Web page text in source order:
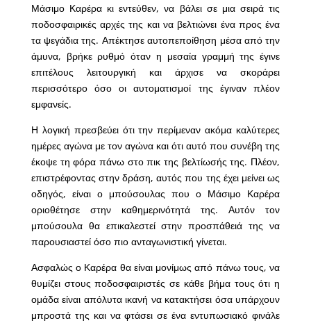
Μάσιμο Καρέρα κι εντεύθεν, να βάλει σε μια σειρά τις
ποδοσφαιρικές αρχές της και να βελτιώνει ένα προς ένα
τα ψεγάδια της. Απέκτησε αυτοπεποίθηση μέσα από την
άμυνα, βρήκε ρυθμό όταν η μεσαία γραμμή της έγινε
επιτέλους λειτουργική και άρχισε να σκοράρει
περισσότερο όσο οι αυτοματισμοί της έγιναν πλέον
εμφανείς.
Η λογική πρεσβεύει ότι την περίμεναν ακόμα καλύτερες
ημέρες αγώνα με τον αγώνα και ότι αυτό που συνέβη της
έκοψε τη φόρα πάνω στο πικ της βελτίωσής της. Πλέον,
επιστρέφοντας στην δράση, αυτός που της έχει μείνει ως
οδηγός, είναι ο μπούσουλας που ο Μάσιμο Καρέρα
οριοθέτησε στην καθημερινότητά της. Αυτόν τον
μπούσουλα θα επικαλεστεί στην προσπάθειά της να
παρουσιαστεί όσο πιο ανταγωνιστική γίνεται.
Ασφαλώς ο Καρέρα θα είναι μονίμως από πάνω τους, να
θυμίζει στους ποδοσφαιριστές σε κάθε βήμα τους ότι η
ομάδα είναι απόλυτα ικανή να κατακτήσει όσα υπάρχουν
μπροστά της και να φτάσει σε ένα εντυπωσιακό φινάλε